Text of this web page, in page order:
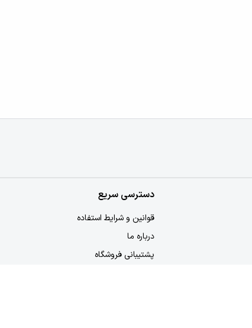
دسترسی سریع
قوانین و شرایط استفاده
درباره ما
پشتیبانی فروشگاه